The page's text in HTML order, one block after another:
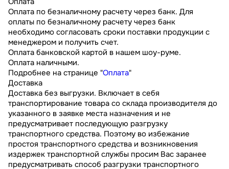
Оплата по безналичному расчету через банк. Для
оплаты по безналичному расчету через банк
необходимо согласовать сроки поставки продукции с
менеджером и получить счет.
Оплата банковской картой в нашем шоу-руме.
Оплата наличными.
Подробнее на странице "Оплата"
Доставка
Доставка без выгрузки. Включает в себя
транспортирование товара со склада производителя до
указанного в заявке места назначения и не
предусматривает последующую разгрузку
транспортного средства. Поэтому во избежание
простоя транспортного средства и возникновения
издержек транспортной службы просим Вас заранее
предусматривать способ разгрузки транспортного